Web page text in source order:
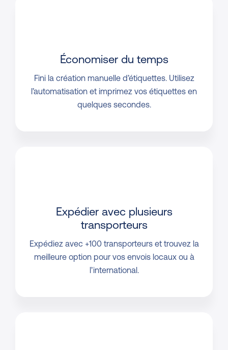
Économiser du temps
Fini la création manuelle d’étiquettes. Utilisez
l’automatisation et imprimez vos étiquettes en
quelques secondes.
Expédier avec plusieurs
transporteurs
Expédiez avec +100 transporteurs et trouvez la
meilleure option pour vos envois locaux ou à
l’international.